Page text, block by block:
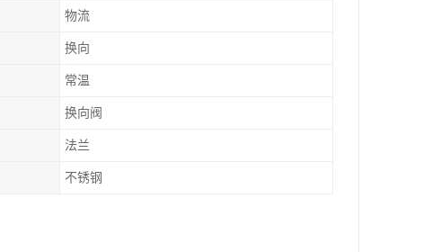
物流
换向
常温
换向阀
法兰
不锈钢